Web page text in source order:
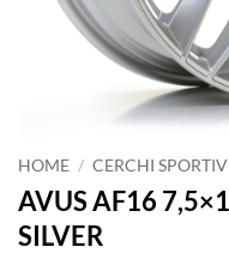
HOME / CERCHI
AVUS AF16
SILVER